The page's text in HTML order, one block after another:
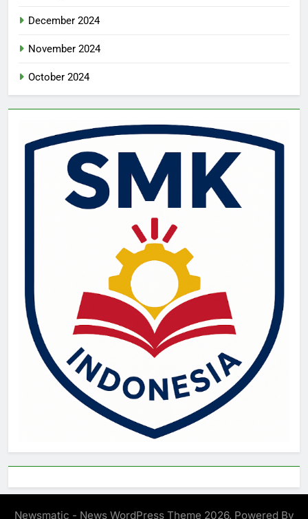
December 2024
November 2024
October 2024
Newsmatic - News WordPress Theme 2026. Powered By